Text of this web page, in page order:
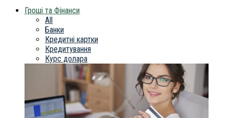
Гроші та Фінанси
All
Банки
Кредитні картки
Кредитування
Курс долара